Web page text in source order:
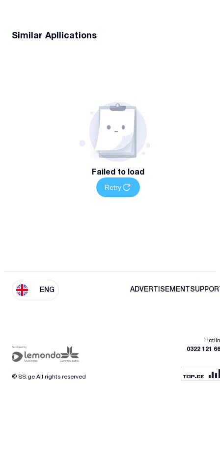
Similar Apllications
Failed to load
Retry
ENG ADVERTISEMENT
0322 121
© SS.ge All rights reserved